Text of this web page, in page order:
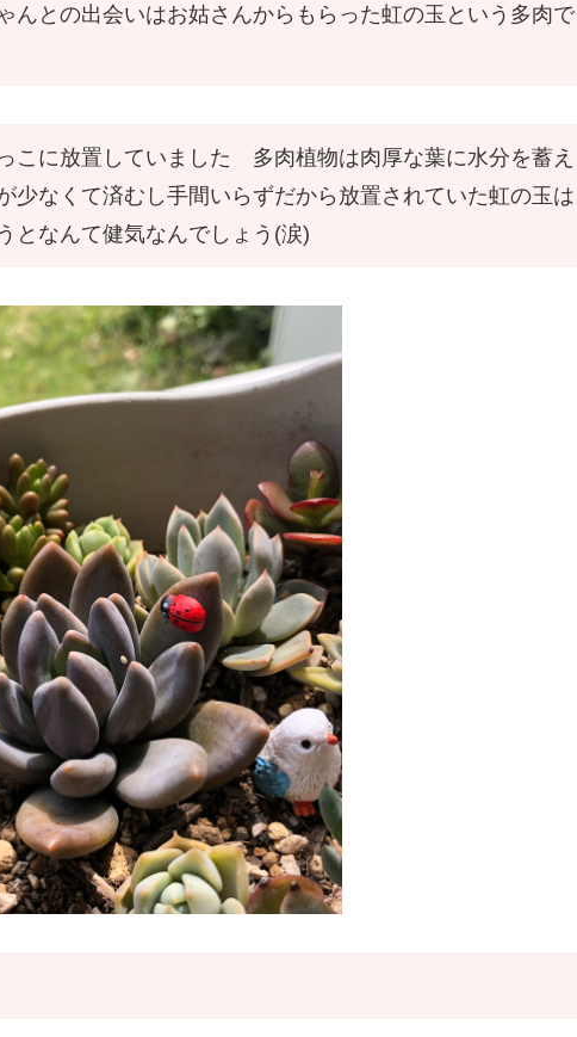
んとの出会いはお姑さんからもらった虹の玉という多肉で
こに放置していました 多肉植物は肉厚な葉に水分を蓄え
少なくて済むし手間いらずだから放置されていた虹の玉は
なんて健気なんでしょう(涙)